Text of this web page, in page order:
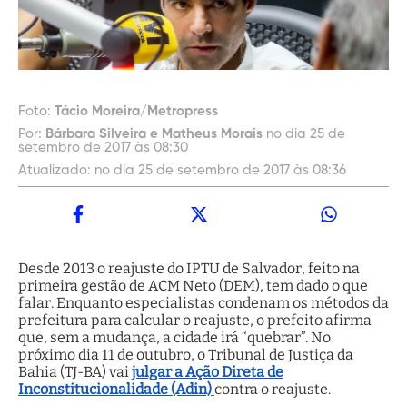
Foto: Tácio Moreira/Metropress
Por: Bárbara Silveira e Matheus Morais no dia 25 de
setembro de 2017 às 08:30
Atualizado: no dia 25 de setembro de 2017 às 08:36
Desde 2013 o reajuste do IPTU de Salvador, feito na
primeira gestão de ACM Neto (DEM), tem dado o que
falar. Enquanto especialistas condenam os métodos da
prefeitura para calcular o reajuste, o prefeito afirma
que, sem a mudança, a cidade irá “quebrar”. No
próximo dia 11 de outubro, o Tribunal de Justiça da
Bahia (TJ-BA) vai julgar a Ação Direta de
Inconstitucionalidade (Adin)contra o reajuste.